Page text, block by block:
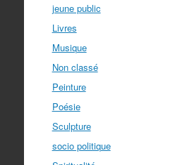
jeune public
Livres
Musique
Non classé
Peinture
Poésie
Sculpture
socio politique